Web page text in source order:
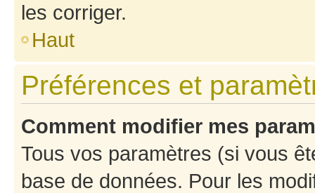
les corriger.
Haut
Préférences et
Comment modifier mes
Tous vos paramètres (si vous
base de données. Pour les